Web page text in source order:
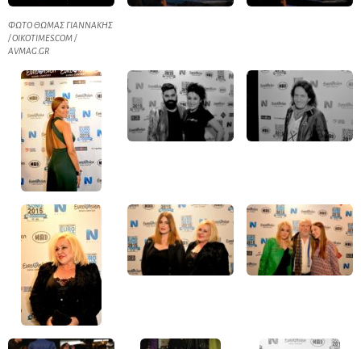
ΦΩΤΟ ΘΩΜΑΣ ΓΙΑΝΝΑΚΗΣ
/ OIKOTIMES.COM /
AVMAG.GR